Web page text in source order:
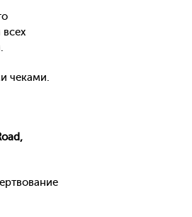
чеками.